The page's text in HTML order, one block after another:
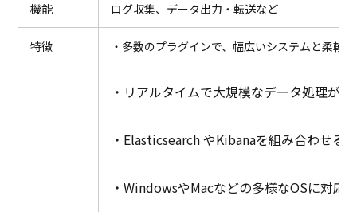
機能 ログ収集、データ出力・転送など
特徴 ・多数のプラグインで、幅広いシステムと柔軟
・リアルタイムで大規模なデータ処理が
・Elasticsearch やKibanaを組み合わせる
・WindowsやMacなどの多様なOSに対応